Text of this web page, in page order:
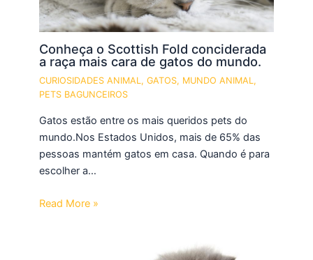
Conheça o Scottish Fold conciderada
a raça mais cara de gatos do mundo.
CURIOSIDADES ANIMAL,GATOS, MUNDO ANIMAL,
PETS BAGUNCEIROS
Gatos estão entre os mais queridos pets do
mundo.Nos Estados Unidos, mais de 65% das
pessoas mantém gatos em casa. Quando é para
escolher a…
Read More »